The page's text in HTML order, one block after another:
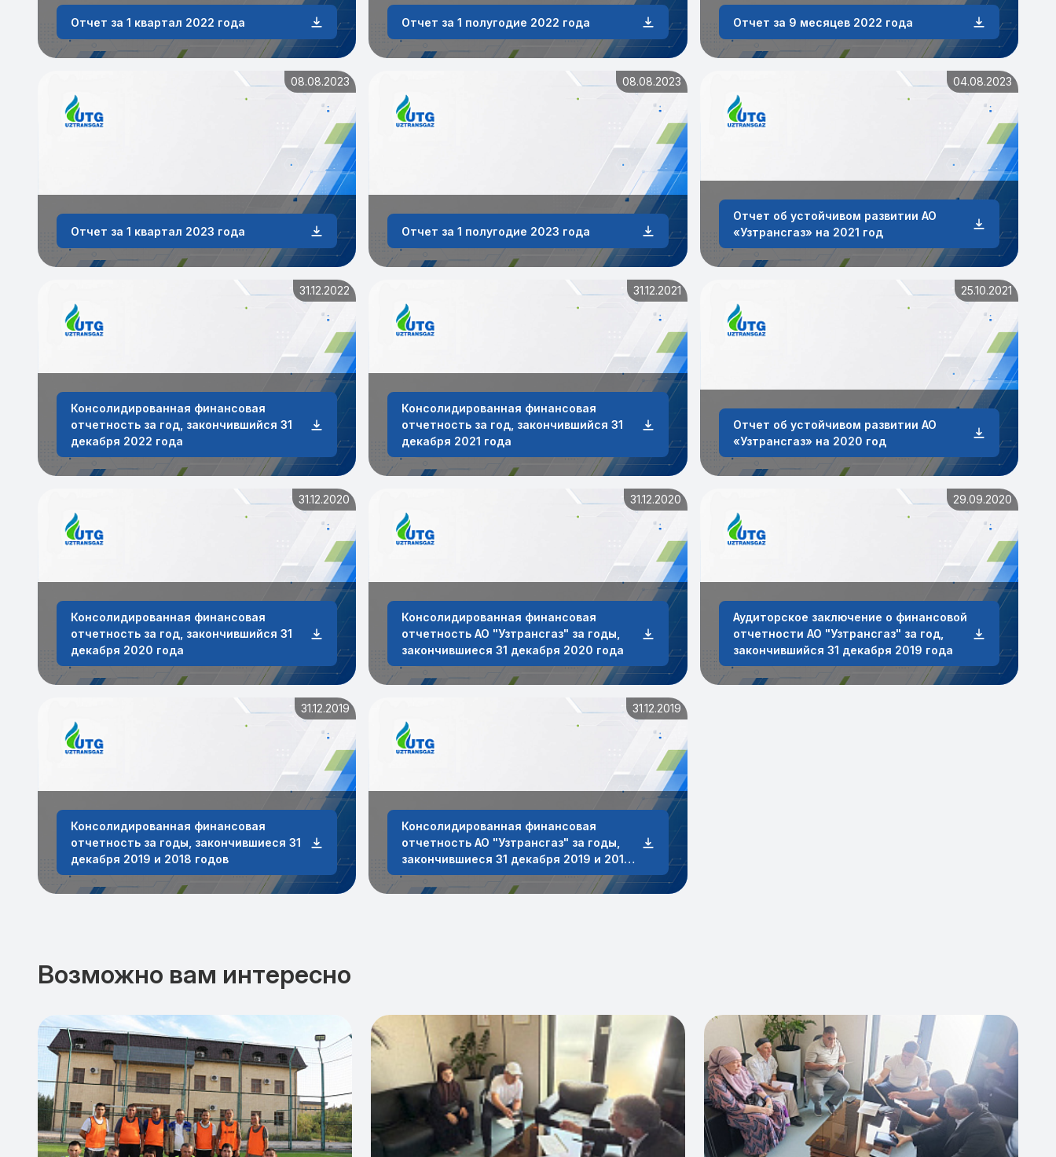
Отчет за 1 квартал 2022 года Отчет за 1 полугодие 2022 года Отчет за 9 месяцев 2022 года
08.08.2023
Отчет за 1 квартал 2023 года
08.08.2023
Отчет за 1 полугодие 2023 года
04.08.2023
Отчет об устойчивом развитии АО
«Узтрансгаз» на 2021 год
31.12.2022
Консолидированная финансовая
отчетность за год, закончившийся 31
декабря 2022 года
31.12.2021
Консолидированная финансовая
отчетность за год, закончившийся 31
декабря 2021 года
25.10.2021
Отчет об устойчивом развитии АО
«Узтрансгаз» на 2020 год
31.12.2020
Консолидированная финансовая
отчетность за год, закончившийся 31
декабря 2020 года
31.12.2020
Консолидированная финансовая
отчетность АО "Узтрансгаз" за годы,
закончившиеся 31 декабря 2020 года
29.09.2020
Аудиторское заключение о финансовой
отчетности АО "Узтрансгаз" за год,
закончившийся 31 декабря 2019 года
31.12.2019
Консолидированная финансовая
отчетность за годы, закончившиеся 31
декабря 2019 и 2018 годов
31.12.2019
Консолидированная финансовая
отчетность АО "Узтрансгаз" за годы,
закончившиеся 31 декабря 2019 и 2018
годов
Возможно вам интересно